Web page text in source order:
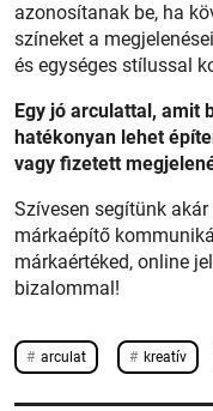
azonosítanak be, ha
színeket a
és egységes stílussal
Egy jó arculattal, amit
hatékonyan lehet
vagy fizetett
Szívesen segítünk
márkaépítő
márkaértéked, online
bizalommal!
arculat kreatív